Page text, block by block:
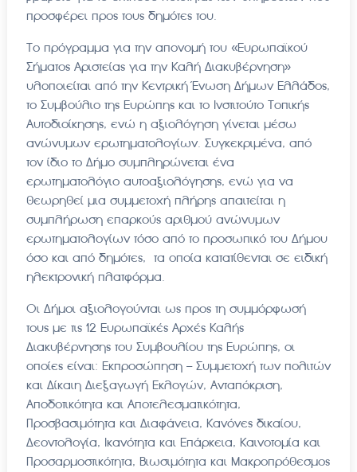
προσφέρει προς τους δημότες του.
Το πρόγραμμα για την απονομή του «Ευρωπαϊκού
Σήματος Αριστείας για την Καλή Διακυβέρνηση»
υλοποιείται από την Κεντρική Ένωση Δήμων Ελλάδος,
το Συμβούλιο της Ευρώπης και το Ινστιτούτο Τοπικής
Αυτοδιοίκησης, ενώ η αξιολόγηση γίνεται μέσω
ανώνυμων ερωτηματολογίων. Συγκεκριμένα, από
τον ίδιο το Δήμο συμπληρώνεται ένα
ερωτηματολόγιο αυτοαξιολόγησης, ενώ για να
θεωρηθεί μια συμμετοχή πλήρης απαιτείται η
συμπλήρωση επαρκούς αριθμού ανώνυμων
ερωτηματολογίων τόσο από το προσωπικό του Δήμου
όσο και από δημότες, τα οποία κατατίθενται σε ειδική
ηλεκτρονική πλατφόρμα.
Οι Δήμοι αξιολογούνται ως προς τη συμμόρφωσή
τους με τις 12 Ευρωπαϊκές Αρχές Καλής
Διακυβέρνησης του Συμβουλίου της Ευρώπης, οι
οποίες είναι: Εκπροσώπηση – Συμμετοχή των πολιτών
και Δίκαιη Διεξαγωγή Εκλογών, Ανταπόκριση,
Αποδοτικότητα και Αποτελεσματικότητα,
Προσβασιμότητα και Διαφάνεια, Κανόνες δικαίου,
Δεοντολογία, Ικανότητα και Επάρκεια, Καινοτομία και
Προσαρμοστικότητα, Βιωσιμότητα και Μακροπρόθεσμος